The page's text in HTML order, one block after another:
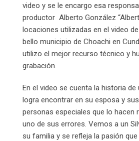
video y se le encargo esa
productor Alberto González
locaciones utilizadas en el video de
bello municipio de Choachi en
utilizo el mejor recurso técnico y
grabación.
En el video se cuenta la historia de
logra encontrar en su esposa y
personas especiales que lo hacen
uno de sus errores. Vemos a un
su familia y se refleja la pasión